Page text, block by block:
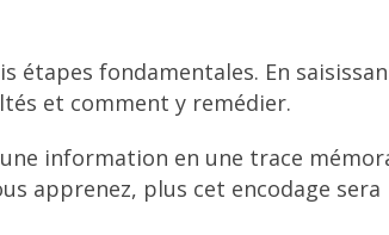
étapes fondamentales. En
et comment y remédier.
information en une trace
apprenez, plus cet encodage sera